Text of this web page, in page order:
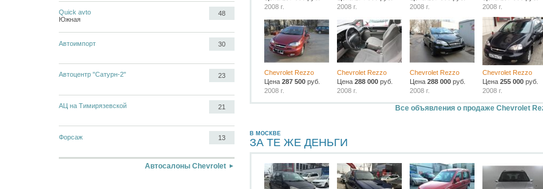
Quick avto
Южная
48
Автоимпорт 30
Автоцентр "Сатурн-2" 23
АЦ на Тимирязевской 21
Форсаж 13
Автосалоны Chevrolet
2008 г.
2008 г.
2008 г.
2008 г.
Chevrolet Rezzo
Цена287 500 руб.
2008 г.
Chevrolet Rezzo
Цена288 000 руб.
2008 г.
Chevrolet Rezzo
Цена 288 000руб.
2008 г.
Chevrolet Rezzo
Цена 255 000руб.
2008 г.
Все объявления о продаже Chevrolet
В МОСКВЕ
ЗА ТЕ ЖЕ ДЕНЬГИ